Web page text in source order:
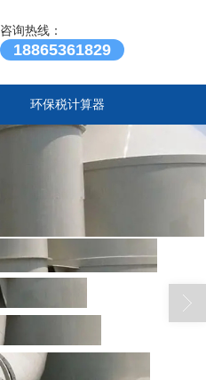
咨询热线：
18865361829
环保税计算器